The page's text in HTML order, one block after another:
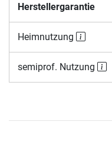
Herstellergarantie
Heimnutzung
semiprof. Nutzung